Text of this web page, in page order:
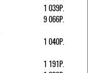
1 039Р.
9 066Р.
1 040Р.
1 191Р.